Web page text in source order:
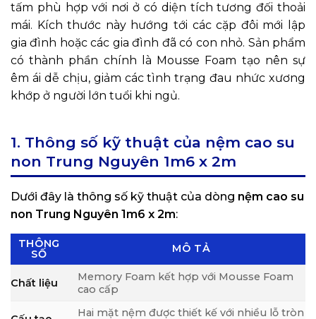
tấm phù hợp với nơi ở có diện tích tương đối thoải
mái. Kích thước này hướng tới các cặp đôi mới lập
gia đình hoặc các gia đình đã có con nhỏ. Sản phẩm
có thành phần chính là Mousse Foam tạo nên sự
êm ái dễ chịu, giảm các tình trạng đau nhức xương
khớp ở người lớn tuổi khi ngủ.
1. Thông số kỹ thuật của nệm cao su
non Trung Nguyên 1m6 x 2m
Dưới đây là thông số kỹ thuật của dòng nệm cao su
non Trung Nguyên 1m6 x 2m:
THÔNG
SỐ
MÔ TẢ
Chất liệu
Memory Foam kết hợp với Mousse Foam
cao cấp
Hai mặt nệm được thiết kế với nhiều lỗ tròn